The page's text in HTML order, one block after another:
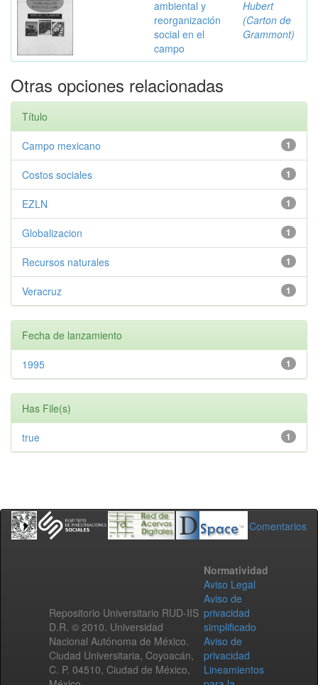
ambiental y
reorganización
social en el
campo
Hubert
(Carton de
Grammont)
Otras opciones relacionadas
Título
1
Campo mexicano
1
Costos sociales
1
EZLN
1
Globalizacion
1
Recursos naturales
1
Veracruz
Fecha de lanzamiento
1
1995
Has File(s)
1
true
Comentarios
Repositorio Universitario RUD-IIS
D.R. © 2010. Universidad
Nacional Autónoma de México.
Ciudad Universitaria, Coyoacán,
C. P. 04510, Ciudad de México,
Normatividad
Aviso Legal
Aviso de
privacidad
simplificado
Aviso de
privacidad
Lineamientos